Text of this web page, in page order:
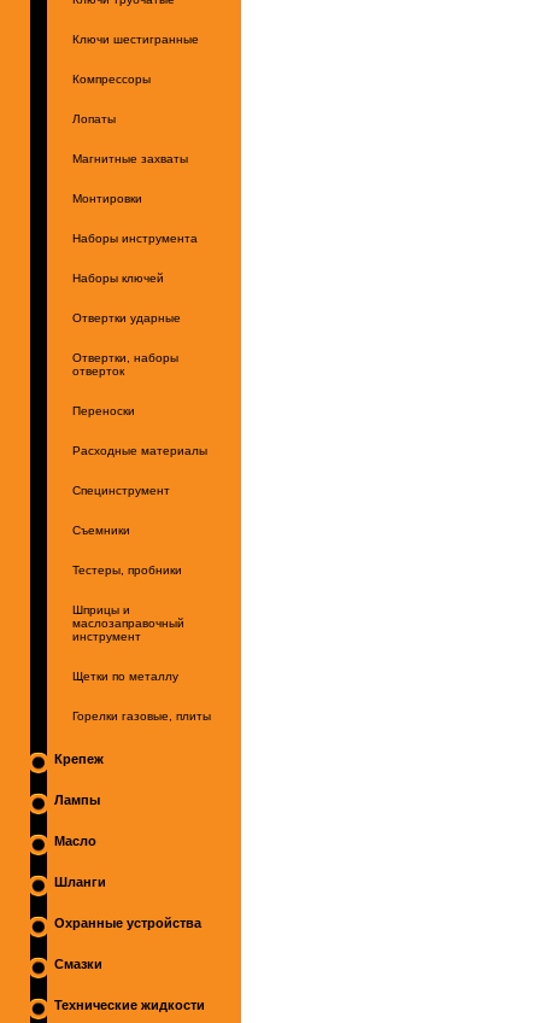
Ключи шестигранные
Компрессоры
Лопаты
Магнитные захваты
Монтировки
Наборы инструмента
Наборы ключей
Отвертки ударные
Отвертки, наборы
отверток
Переноски
Расходные материалы
Специнструмент
Съемники
Тестеры, пробники
Шприцы и
маслозаправочный
инструмент
Щетки по металлу
Горелки газовые, плиты
Крепеж
Лампы
Масло
Шланги
Охранные устройства
Смазки
Технические жидкости